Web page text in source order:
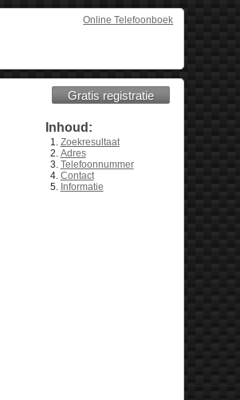
Online Telefoonboek
Gratis registratie
Inhoud:
Zoekresultaat
Adres
Telefoonnummer
Contact
Informatie